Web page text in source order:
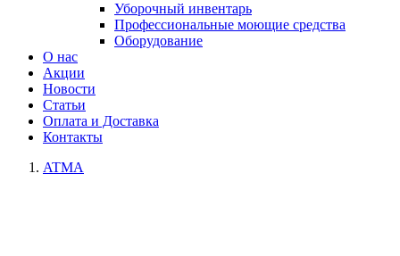
Уборочный инвентарь
Профессиональные моющие средства
Оборудование
О нас
Акции
Новости
Статьи
Оплата и Доставка
Контакты
ATMA